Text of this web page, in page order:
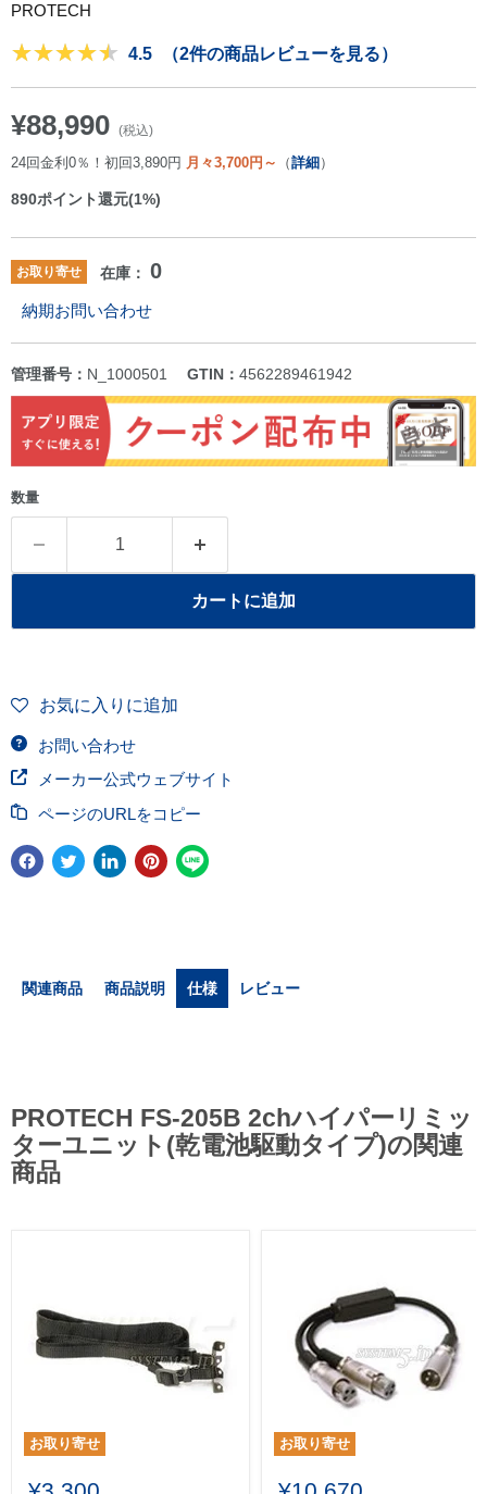
PROTECH
4.5 （2件の商品レビューを見る）
¥88,990 (税込)
24回金利0％！初回3,890円 月々3,700円～ （詳細）
890ポイント還元(1%)
お取り寄せ 在庫： 0
納期お問い合わせ
管理番号： N_1000501 GTIN： 4562289461942
数量
カートに追加
お気に入りに追加
お問い合わせ
メーカー公式ウェブサイト
ページのURLをコピー
関連商品 商品説明 仕様 レビュー
PROTECH FS-205B 2chハイパーリミッ
ターユニット(乾電池駆動タイプ)の関連
商品
お取り寄せ お取り寄せ